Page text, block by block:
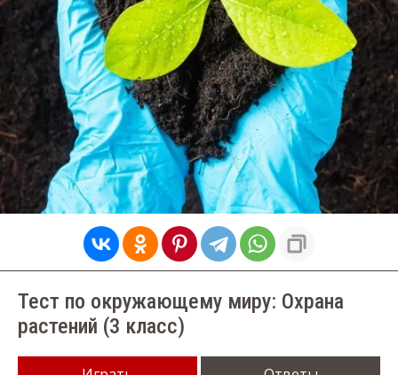
Тест по окружающему миру: Охрана
растений (3 класс)